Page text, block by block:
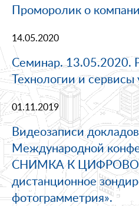
Проморолик о
14.05.2020
Семинар. 13.05.2020.
Технологии и
01.11.2019
Видеозаписи
Международной
СНИМКА К
дистанционное
фотограмметрия».